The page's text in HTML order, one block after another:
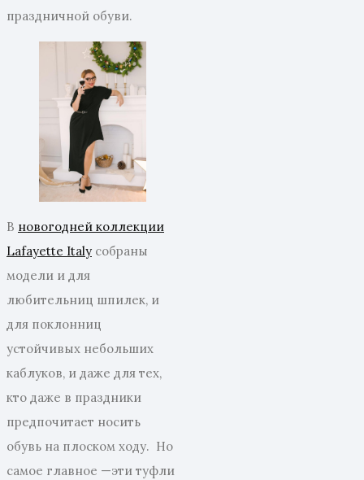
праздничной обуви.
В новогодней коллекции
Lafayette Italy собраны
модели и для
любительниц шпилек, и
для поклонниц
устойчивых небольших
каблуков, и даже для тех,
кто даже в праздники
предпочитает носить
обувь на плоском ходу. Но
самое главное —эти туфли